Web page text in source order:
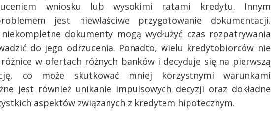
wniosku lub wysokimi ratami kredytu. Innym
jest niewłaściwe przygotowanie dokumentacji.
dokumenty mogą wydłużyć czas rozpatrywania
do jego odrzucenia. Ponadto, wielu kredytobiorców nie
w ofertach różnych banków i decyduje się na pierwszą
co może skutkować mniej korzystnymi warunkami
jest również unikanie impulsowych decyzji oraz dokładne
aspektów związanych z kredytem hipotecznym.